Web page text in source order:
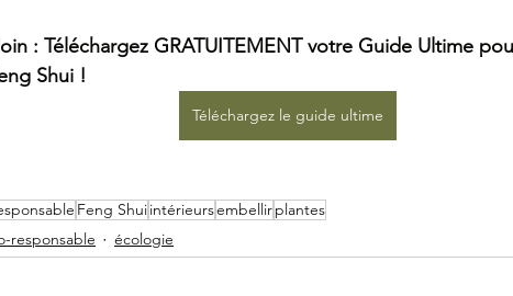
: Téléchargez GRATUITEMENT votre Guide Ultime
Shui !
Téléchargez le guide ultime
Feng Shuiintérieursembellirplantes
responsable écologie